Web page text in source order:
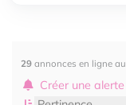
29annonces en ligne au
Créer une alerte